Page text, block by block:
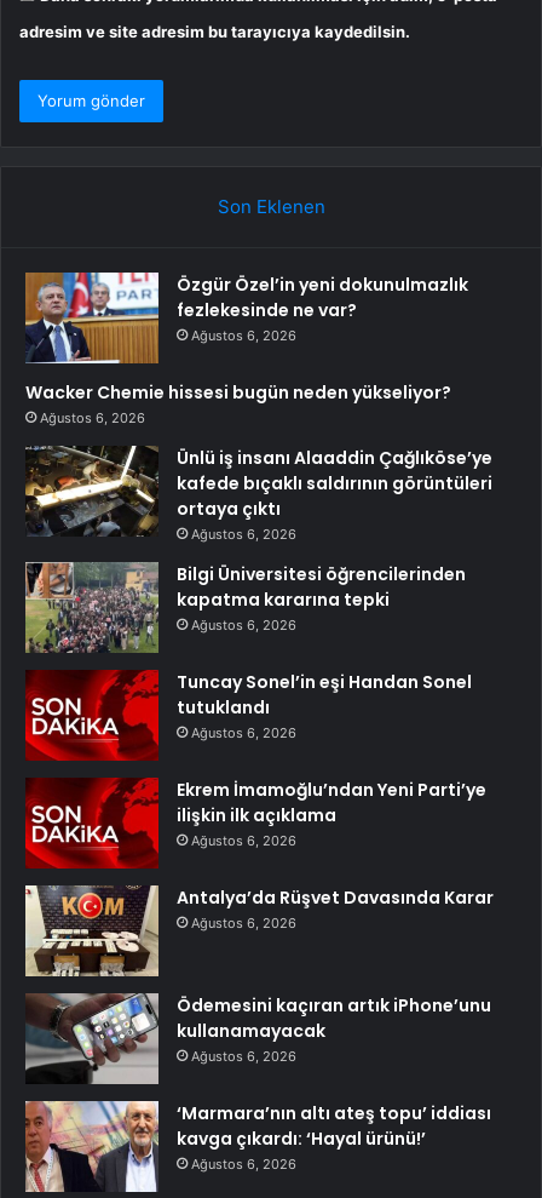
adresim ve site adresim bu tarayıcıya kaydedilsin.
Son Eklenen
Özgür Özel’in yeni dokunulmazlık
fezlekesinde ne var?
Ağustos 6, 2026
Wacker Chemie hissesi bugün neden yükseliyor?
Ağustos 6, 2026
Ünlü iş insanı Alaaddin Çağlıköse’ye
kafede bıçaklı saldırının görüntüleri
ortaya çıktı
Ağustos 6, 2026
Bilgi Üniversitesi öğrencilerinden
kapatma kararına tepki
Ağustos 6, 2026
Tuncay Sonel’in eşi Handan Sonel
tutuklandı
Ağustos 6, 2026
Ekrem İmamoğlu’ndan Yeni Parti’ye
ilişkin ilk açıklama
Ağustos 6, 2026
Antalya’da Rüşvet Davasında Karar
Ağustos 6, 2026
Ödemesini kaçıran artık iPhone’unu
kullanamayacak
Ağustos 6, 2026
‘Marmara’nın altı ateş topu’ iddiası
kavga çıkardı: ‘Hayal ürünü!’
Ağustos 6, 2026